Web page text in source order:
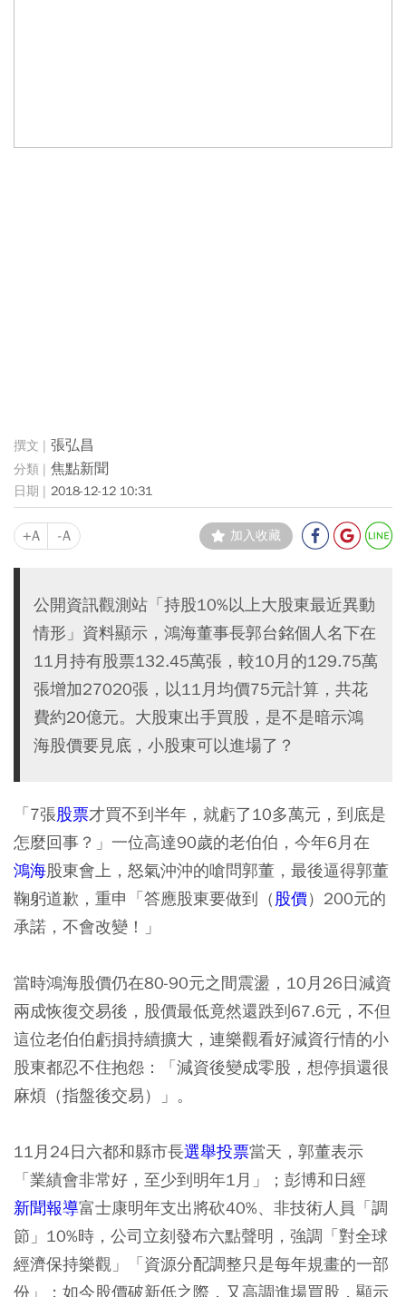
張弘昌
焦點新聞
2018-12-12 10:31
+A -A 加入收藏
公開資訊觀測站「持股10%以上大股東最近異動
情形」資料顯示，鴻海董事長郭台銘個人名下在
11月持有股票132.45萬張，較10月的129.75萬
張增加27020張，以11月均價75元計算，共花
費約20億元。大股東出手買股，是不是暗示鴻
海股價要見底，小股東可以進場了？
「7張股票才買不到半年，就虧了10多萬元，到底是
怎麼回事？」一位高達90歲的老伯伯，今年6月在
鴻海股東會上，怒氣沖沖的嗆問郭董，最後逼得郭董
鞠躬道歉，重申「答應股東要做到（股價）200元的
承諾，不會改變！」
當時鴻海股價仍在80-90元之間震盪，10月26日減資
兩成恢復交易後，股價最低竟然還跌到67.6元，不但
這位老伯伯虧損持續擴大，連樂觀看好減資行情的小
股東都忍不住抱怨：「減資後變成零股，想停損還很
麻煩（指盤後交易）」。
11月24日六都和縣市長選舉投票當天，郭董表示
「業績會非常好，至少到明年1月」；彭博和日經
新聞報導富士康明年支出將砍40%、非技術人員「調
節」10%時，公司立刻發布六點聲明，強調「對全球
經濟保持樂觀」「資源分配調整只是每年規畫的一部
份」；如今股價破新低之際，又高調進場買股，顯示